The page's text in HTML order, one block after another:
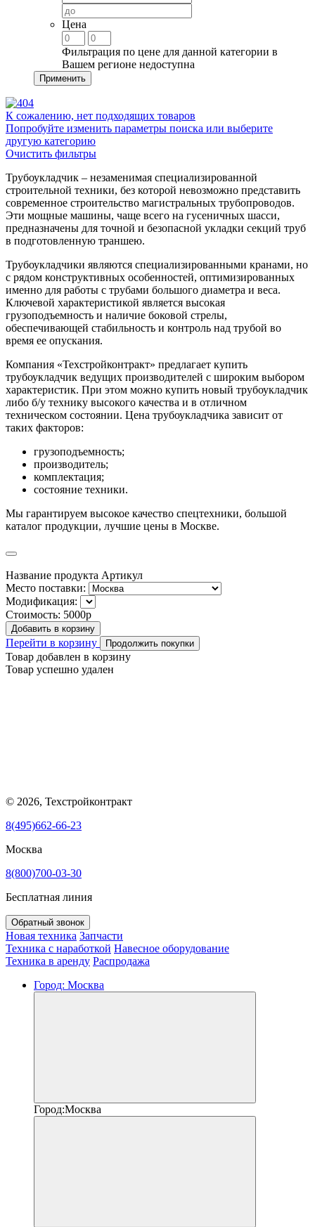
Цена
Фильтрация по цене для данной категории в
Вашем регионе недоступна
Применить
К сожалению, нет подходящих товаров
Попробуйте изменить параметры поиска или выберите
другую категорию
Очистить фильтры
Трубоукладчик – незаменимая специализированной
строительной техники, без которой невозможно представить
современное строительство магистральных трубопроводов.
Эти мощные машины, чаще всего на гусеничных шасси,
предназначены для точной и безопасной укладки секций труб
в подготовленную траншею.
Трубоукладчики являются специализированными кранами, но
с рядом конструктивных особенностей, оптимизированных
именно для работы с трубами большого диаметра и веса.
Ключевой характеристикой является высокая
грузоподъемность и наличие боковой стрелы,
обеспечивающей стабильность и контроль над трубой во
время ее опускания.
Компания «Техстройконтракт» предлагает купить
трубоукладчик ведущих производителей с широким выбором
характеристик. При этом можно купить новый трубоукладчик
либо б/у технику высокого качества и в отличном
техническом состоянии. Цена трубоукладчика зависит от
таких факторов:
грузоподъемность;
производитель;
комплектация;
состояние техники.
Мы гарантируем высокое качество спецтехники, большой
каталог продукции, лучшие цены в Москве.
Название продукта Артикул
Место поставки:
Модификация:
Стоимость: 5000р
Добавить в корзину
Перейти в корзину Продолжить покупки
Товар добавлен в корзину
Товар успешно удален
© 2026, Техстройконтракт
8(495)662-66-23
Москва
8(800)700-03-30
Бесплатная линия
Обратный звонок
Новая техника Запчасти
Техника с наработкой Навесное оборудование
Техника в аренду Распродажа
Город: Москва
Город:Москва